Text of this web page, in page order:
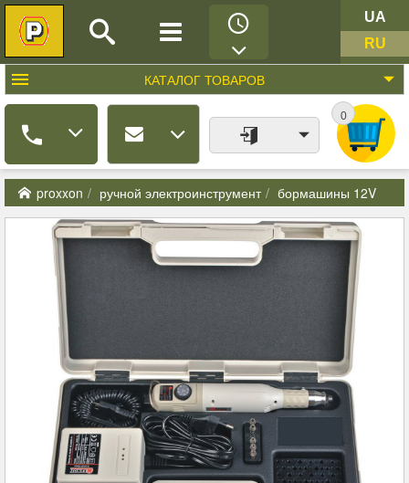
UA
RU
КАТАЛОГ ТОВАРОВ
0
proxxon ручной электроинструмент бормашины 12V